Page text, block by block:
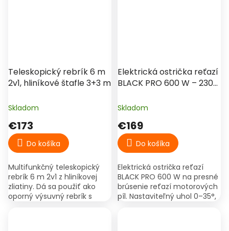
Teleskopický rebrík 6 m
2v1, hliníkové štafle 3+3 m
Skladom
€173
Do košíka
Multifunkčný teleskopický
rebrík 6 m 2v1 z hliníkovej
zliatiny. Dá sa použiť ako
oporný výsuvný rebrík s
Elektrická ostrička reťazí
BLACK PRO 600 W – 230
Skladom
€169
Do košíka
Elektrická ostrička reťazí
BLACK PRO 600 W na presné
brúsenie reťazí motorových
píl. Nastaviteľný uhol 0–35°,